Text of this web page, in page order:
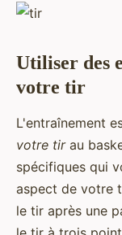
Utiliser des
votre tir
L'entraînement
votre tirau
spécifiques qui
aspect de votre
le tir après une